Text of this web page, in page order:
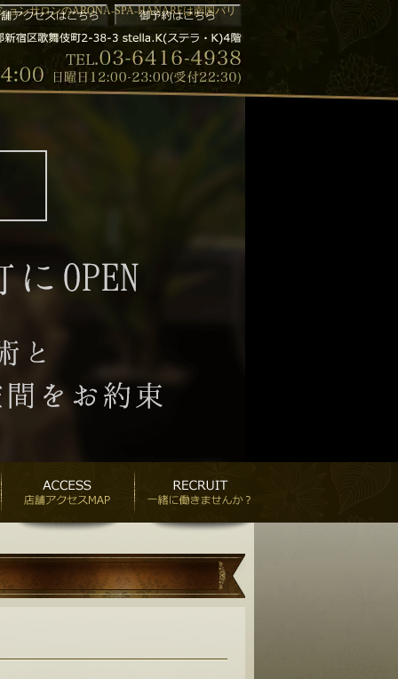
ンサロンのARONA-SPA-HANAREは南国バリ